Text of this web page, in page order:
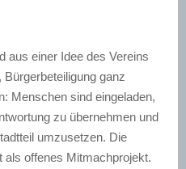
aus einer Idee des Vereins
ganz
Menschen sind eingeladen,
zu übernehmen und
umzusetzen. Die
offenes Mitmachprojekt.